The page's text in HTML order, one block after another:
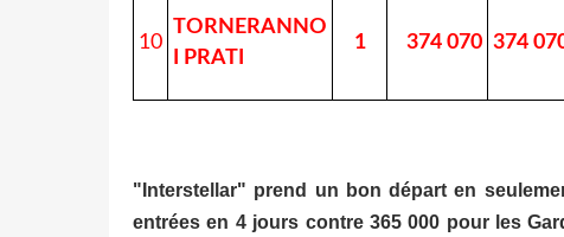
10
TORNERANNO
I PRATI
1 374 070 374
"Interstellar" prend un bon départ en
entrées en 4 jours contre 365 000 pour les